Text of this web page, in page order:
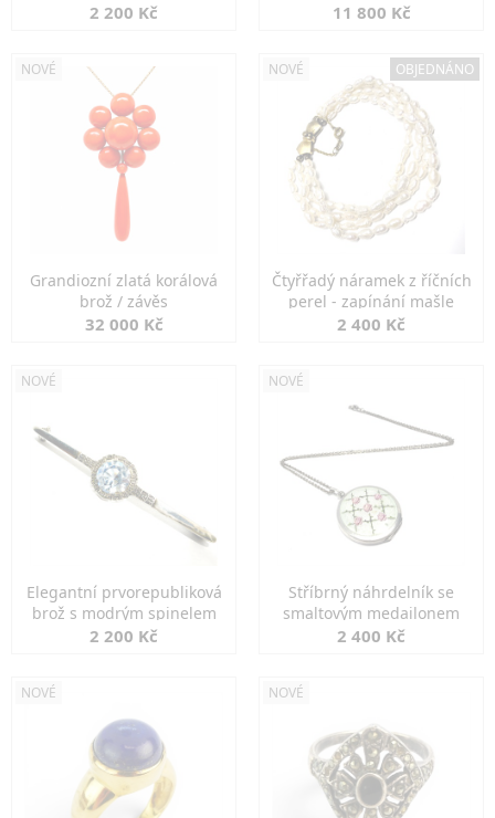
2 200 Kč 11 800 Kč
NOVÉ
Grandiozní zlatá korálová
brož / závěs
32 000 Kč
NOVÉ OBJEDNÁNO
Čtyřřadý náramek z říčních
perel - zapínání mašle
2 400 Kč
NOVÉ
Elegantní prvorepubliková
brož s modrým spinelem
2 200 Kč
NOVÉ
Stříbrný náhrdelník se
smaltovým medailonem
2 400 Kč
NOVÉ NOVÉ